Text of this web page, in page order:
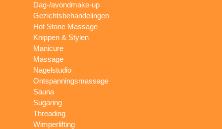
Dag-/avondmake-up
Gezichtsbehandelingen
Hot Stone Massage
Knippen & Stylen
Manicure
Massage
Nagelstudio
Ontspanningsmassage
Sauna
Sugaring
Threading
Wimperlifting